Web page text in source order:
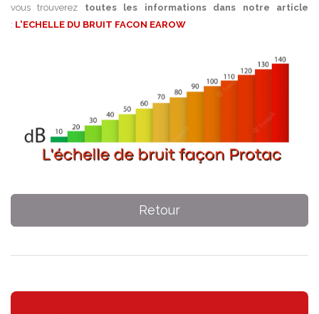
vous trouverez toutes les informations dans notre article
: L'ECHELLE DU BRUIT FACON EAROW
Retour